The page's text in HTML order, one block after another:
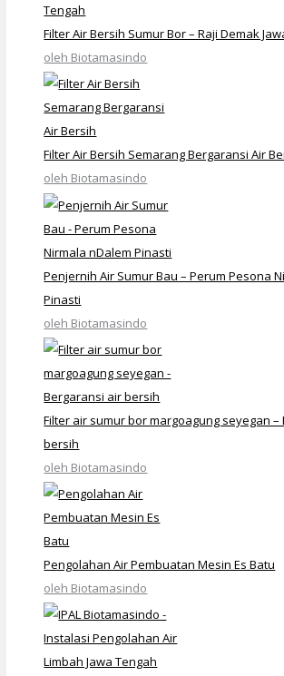
Filter Air Bersih Sumur Bor – Raji Demak
oleh Biotamasindo
Filter Air Bersih Semarang Bergaransi Air
oleh Biotamasindo
Penjernih Air Sumur Bau – Perum Pesona
Pinasti
oleh Biotamasindo
Filter air sumur bor margoagung seyegan
bersih
oleh Biotamasindo
Pengolahan Air Pembuatan Mesin Es Batu
oleh Biotamasindo